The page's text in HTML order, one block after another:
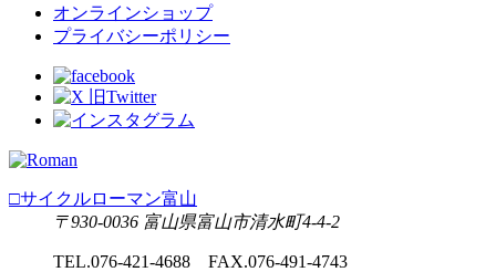
オンラインショップ
プライバシーポリシー
□サイクルローマン富山
〒930-0036 富山県富山市清水町4-4-2
TEL.076-421-4688 FAX.076-491-4743